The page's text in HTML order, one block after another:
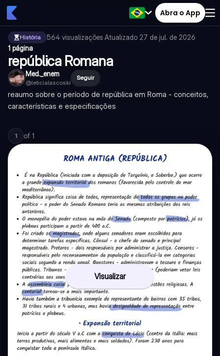
Abra o App
História 564 visualizações·Atualizado 27 de jul. de 2026·
1 página
república Romana
Med._enem
@leticialascoski
Seguir
reaumo sobre o período de república em Roma - conceitos,
características e especificações
1 of 1
Visualizar